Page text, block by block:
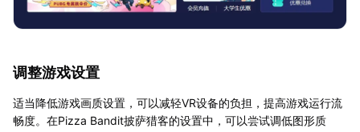
调整游戏设置
适当降低游戏画质设置，可以减轻VR设备的负担，提高游戏运行流
畅度。在Pizza Bandit披萨猎客的设置中，可以尝试调低图形质